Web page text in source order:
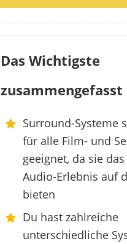
ULTIMEA
139,99 € 118,98 €*
Das Wichtigste
zusammengefasst
Surround-Systeme
für alle Film- und
geeignet, da sie
Audio-Erlebnis auf
bieten
Du hast zahlreiche
unterschiedliche